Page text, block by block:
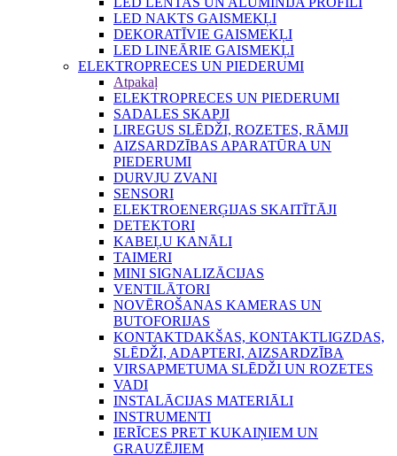
LED NAKTS GAISMEKĻI
DEKORATĪVIE GAISMEKĻI
LED LINEĀRIE GAISMEKĻI
ELEKTROPRECES UN PIEDERUMI
Atpakaļ
ELEKTROPRECES UN PIEDERUMI
SADALES SKAPJI
LIREGUS SLĒDŽI, ROZETES, RĀMJI
AIZSARDZĪBAS APARATŪRA UN
PIEDERUMI
DURVJU ZVANI
SENSORI
ELEKTROENERĢIJAS SKAITĪTĀJI
DETEKTORI
KABEĻU KANĀLI
TAIMERI
MINI SIGNALIZĀCIJAS
VENTILĀTORI
NOVĒROŠANAS KAMERAS UN
BUTOFORIJAS
KONTAKTDAKŠAS, KONTAKTLIGZDAS,
SLĒDŽI, ADAPTERI, AIZSARDZĪBA
VIRSAPMETUMA SLĒDŽI UN ROZETES
VADI
INSTALĀCIJAS MATERIĀLI
INSTRUMENTI
IERĪCES PRET KUKAIŅIEM UN
GRAUZĒJIEM